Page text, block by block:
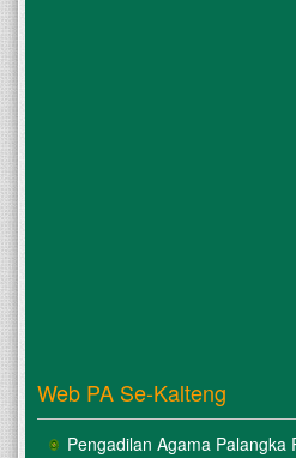
Web PA Se-Kalteng
Pengadilan Agama Palangka